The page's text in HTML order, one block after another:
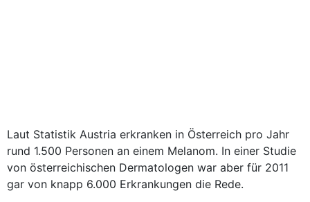
Laut Statistik Austria erkranken in Österreich pro Jahr
rund 1.500 Personen an einem Melanom. In einer Studie
von österreichischen Dermatologen war aber für 2011
gar von knapp 6.000 Erkrankungen die Rede.